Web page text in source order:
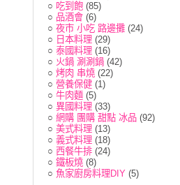
○ 吃到飽 (85)
○ 品酒會 (6)
○ 夜市 小吃 路邊攤 (24)
○ 日本料理 (29)
○ 泰國料理 (16)
○ 火鍋 涮涮鍋 (42)
○ 烤肉 串燒 (22)
○ 營養保健 (1)
○ 牛肉麵 (5)
○ 異國料理 (33)
○ 網購 團購 甜點 冰品 (92)
○ 美式料理 (13)
○ 義式料理 (18)
○ 西餐牛排 (24)
○ 鐵板燒 (8)
○ 魚家廚房料理DIY (5)